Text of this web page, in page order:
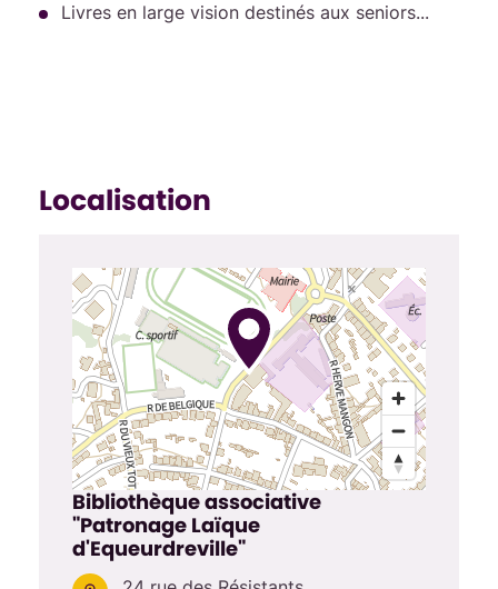
Livres en large vision destinés aux seniors...
Localisation
Bibliothèque associative
"Patronage Laïque
d'Equeurdreville"